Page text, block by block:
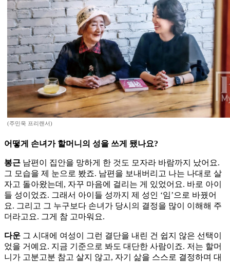
(주민욱 프리랜서)
어떻게 손녀가 할머니의 성을 쓰게 됐나요?
봉근 남편이 집안을 망하게 한 것도 모자라 바람까지 났어요.
그 모습을 제 눈으로 봤죠. 남편을 보내버리고 나는 나대로 살
자고 돌아왔는데, 자꾸 마음에 걸리는 게 있었어요. 바로 아이
들 성이었죠. 그래서 아이들 성까지 제 성인 ‘임’으로 바꿨어
요. 그리고 그 누구보다 손녀가 당시의 결정을 많이 이해해 주
더라고요. 그게 참 고마워요.
다운 그 시대에 여성이 그런 결단을 내린 건 쉽지 않은 선택이
었을 거예요. 지금 기준으로 봐도 대단한 사람이죠. 저는 할머
니가 고분고분 참고 살지 않고, 자기 삶을 스스로 결정하며 대